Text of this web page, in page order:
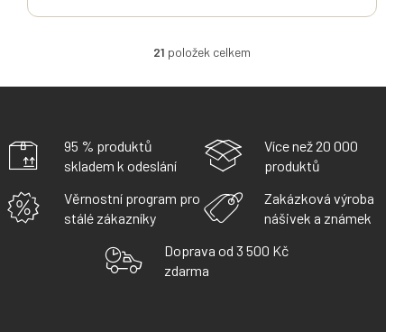
O
L
A
C
R
K
Y
V
21 položek celkem
95 % produktů
skladem k odeslání
Více než 20 000
produktů
Věrnostní program pro
stálé zákazníky
Zakázková výroba
nášivek a známek
Doprava od 3 500 Kč
zdarma